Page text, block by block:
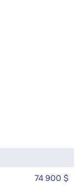
74 900 $